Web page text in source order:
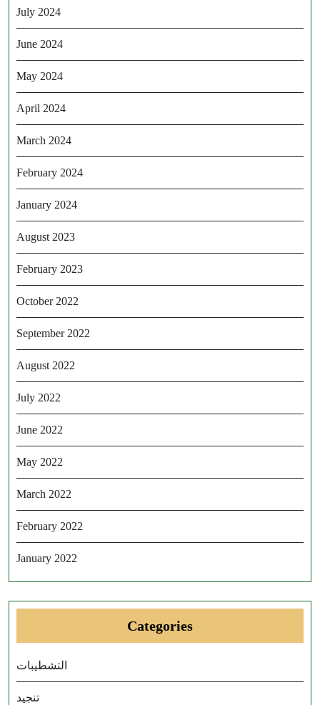
July 2024
June 2024
May 2024
April 2024
March 2024
February 2024
January 2024
August 2023
February 2023
October 2022
September 2022
August 2022
July 2022
June 2022
May 2022
March 2022
February 2022
January 2022
Categories
التشطيبات
تنجيد